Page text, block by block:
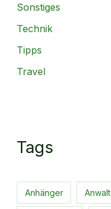
Sonstiges
Technik
Tipps
Travel
Tags
Anhänger Anwalt